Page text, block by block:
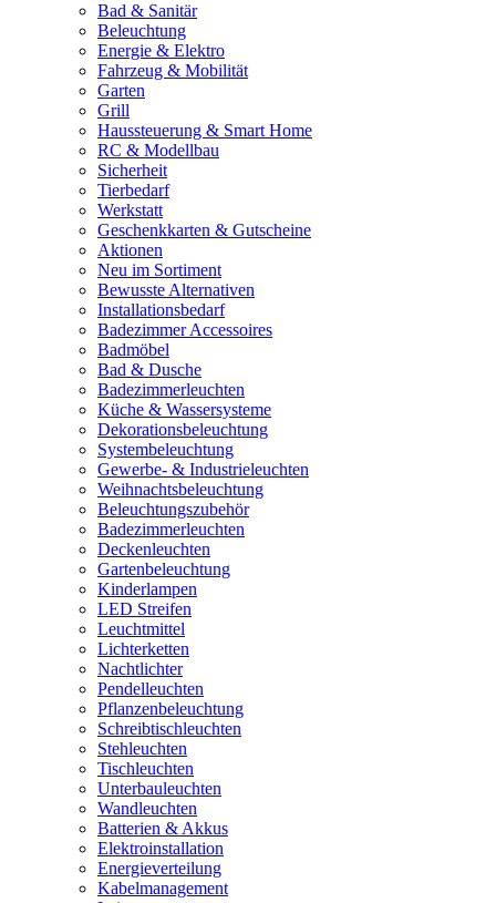
Bad & Sanitär
Beleuchtung
Energie & Elektro
Fahrzeug & Mobilität
Garten
Grill
Haussteuerung & Smart Home
RC & Modellbau
Sicherheit
Tierbedarf
Werkstatt
Geschenkkarten & Gutscheine
Aktionen
Neu im Sortiment
Bewusste Alternativen
Installationsbedarf
Badezimmer Accessoires
Badmöbel
Bad & Dusche
Badezimmerleuchten
Küche & Wassersysteme
Dekorationsbeleuchtung
Systembeleuchtung
Gewerbe- & Industrieleuchten
Weihnachtsbeleuchtung
Beleuchtungszubehör
Badezimmerleuchten
Deckenleuchten
Gartenbeleuchtung
Kinderlampen
LED Streifen
Leuchtmittel
Lichterketten
Nachtlichter
Pendelleuchten
Pflanzenbeleuchtung
Schreibtischleuchten
Stehleuchten
Tischleuchten
Unterbauleuchten
Wandleuchten
Batterien & Akkus
Elektroinstallation
Energieverteilung
Kabelmanagement